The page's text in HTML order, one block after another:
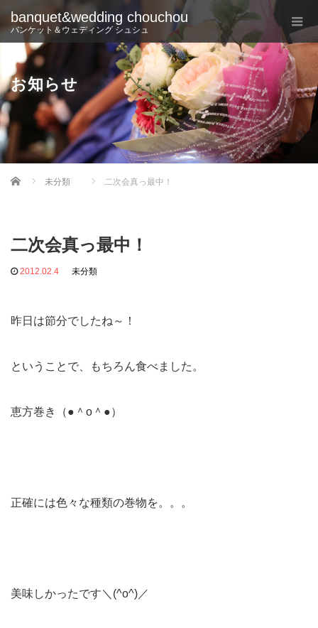
banquet&wedding chouchou
バンケット＆ウェディング シュシュ
お知らせ
Home 未分類 二次会真っ最中！
二次会真っ最中！
2012.02.4 未分類
昨日は節分でしたね～！
ということで、もちろん食べました。
恵方巻き（●＾o＾●）
正確には色々な種類の巻物を。。。
美味しかったです＼(^o^)／